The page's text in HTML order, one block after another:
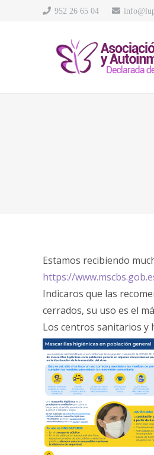
952 26 65 04
Estamos recibiendo
https://
Indicaros que las
cerrados, su uso es el
Los centros sanitarios y